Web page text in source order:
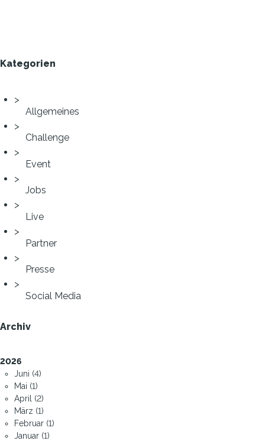
Kategorien
Allgemeines
Challenge
Event
Jobs
Live
Partner
Presse
Social Media
Archiv
2026
Juni (4)
Mai (1)
April (2)
März (1)
Februar (1)
Januar (1)